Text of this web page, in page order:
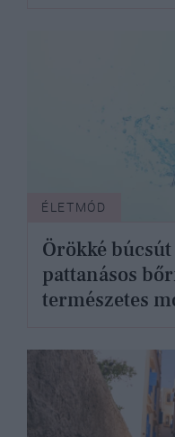
ÉLETMÓD
Örökké
pattanásos
természetes